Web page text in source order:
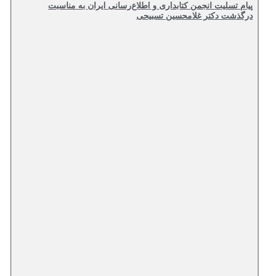
پیام تسلیت انجمن کتابداری و اطلاع‌رسانی ایران به مناسبت
درگذشت دکتر غلامحسین تسبیحی